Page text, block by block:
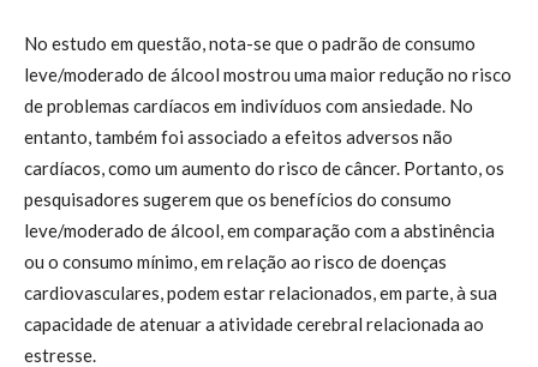
No estudo em questão, nota-se que o padrão de consumo
leve/moderado de álcool mostrou uma maior redução no risco
de problemas cardíacos em indivíduos com ansiedade. No
entanto, também foi associado a efeitos adversos não
cardíacos, como um aumento do risco de câncer. Portanto, os
pesquisadores sugerem que os benefícios do consumo
leve/moderado de álcool, em comparação com a abstinência
ou o consumo mínimo, em relação ao risco de doenças
cardiovasculares, podem estar relacionados, em parte, à sua
capacidade de atenuar a atividade cerebral relacionada ao
estresse.